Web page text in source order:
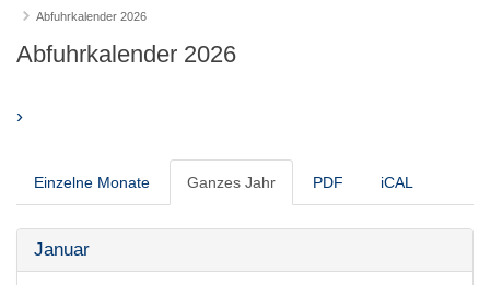
Abfuhrkalender 2026
Abfuhrkalender 2026
›
Einzelne Monate Ganzes Jahr PDF iCAL
Januar